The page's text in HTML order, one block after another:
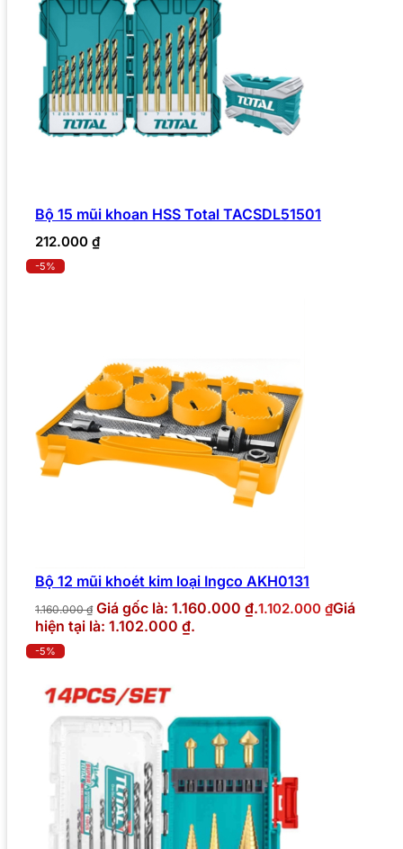
Bộ 15 mũi khoan HSS Total TACSDL51501
212.000 ₫
-5%
Bộ 12 mũi khoét kim loại Ingco AKH0131
1.160.000₫ Giá gốc là: 1.160.000 ₫.1.102.000 ₫Giá
hiện tại là: 1.102.000 ₫.
-5%